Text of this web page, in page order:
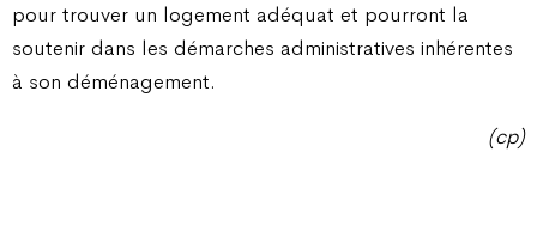
pour trouver un logement adéquat et pourront la
soutenir dans les démarches administratives inhérentes
à son déménagement.
(cp)